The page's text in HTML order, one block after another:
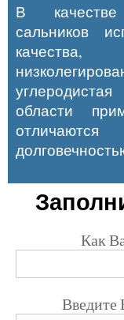
В
сальников
области
Как
Введите